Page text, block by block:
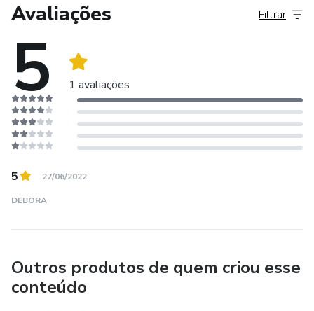
✅ Constelações Familiares de Bert Hellinger, ✅ Psicologia
✅ Desprogramação, Neurobiológica de Douglas Rodrigues
e Rodrigo Dantas, ✅ O Toque de Midas de Tarusha Suêde,
✅ Astrologia Humanística de Dane Rudhyar, ✅ Tarot
Terapêutico de Veet Pramad
Avaliações
5 1 avaliações
Filtrar
5 27/06/2022
DEBORA
Outros produtos de quem criou esse
conteúdo